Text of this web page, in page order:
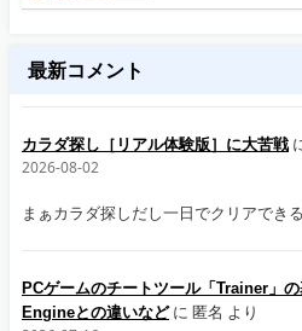
最新コメント
カラダ探し［リアル体験版］に大苦戦
2026-08-02
まぁカラダ探しだし一日でクリアでき
PCゲームのチートツール「Trainer」
Engineとの違いなどに 匿名 より